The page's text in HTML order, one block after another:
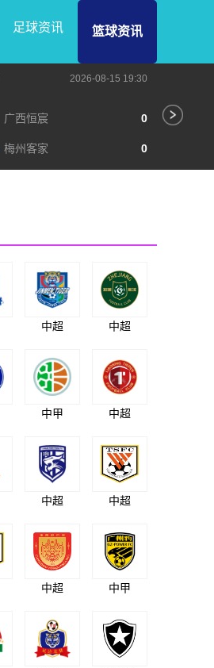
足球资讯 篮球资讯
2026-08-15 19:30
广西恒宸 0
梅州客家 0
中超 中超
中甲 中超
中超 中超
中超 中甲